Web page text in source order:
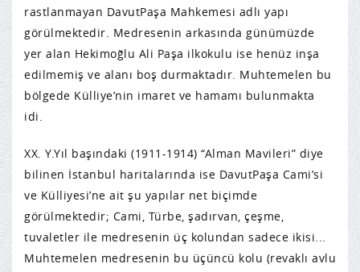
rastlanmayan DavutPaşa Mahkemesi adlı yapı
görülmektedir. Medresenin arkasında günümüzde
yer alan Hekimoğlu Ali Paşa ilkokulu ise henüz inşa
edilmemiş ve alanı boş durmaktadır. Muhtemelen bu
bölgede Külliye’nin imaret ve hamamı bulunmakta
idi.
XX. Y.Yıl başındaki (1911-1914) “Alman Mavileri” diye
bilinen İstanbul haritalarında ise DavutPaşa Cami’si
ve Külliyesi’ne ait şu yapılar net biçimde
görülmektedir; Cami, Türbe, şadırvan, çeşme,
tuvaletler ile medresenin üç kolundan sadece ikisi...
Muhtemelen medresenin bu üçüncü kolu (revaklı avlu